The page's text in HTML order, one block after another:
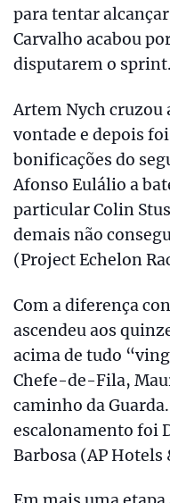
para tentar
Carvalho acabou
disputarem o sprint.
Artem Nych cruzou
vontade e depois
bonificações do
Afonso Eulálio a
particular Colin
demais não
(Project Echelon
Com a diferença
ascendeu aos
acima de tudo
Chefe-de-Fila,
caminho da
escalonamento foi
Barbosa (AP